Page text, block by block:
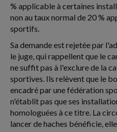
% applicable à certaines
non au taux normal de 20 %
sportifs.
Sa demande est rejetée par
le juge, qui rappellent que le
ne suffit pas à l'exclure de la
sportives. Ils relèvent que le
encadré par une fédération
n'établit pas que ses
homologuées à ce titre. La
lancer de haches bénéficie,